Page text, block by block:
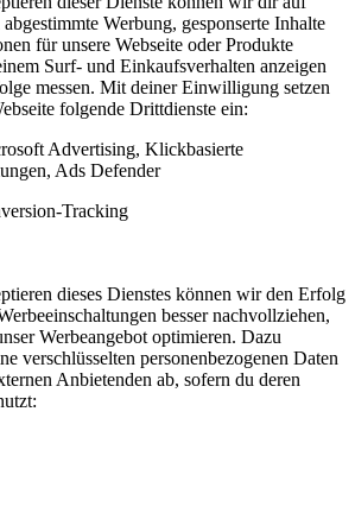
abgestimmte Werbung, gesponserte Inhalte
für unsere Webseite oder Produkte
Surf- und Einkaufsverhalten anzeigen
messen. Mit deiner Einwilligung setzen
folgende Drittdienste ein:
Advertising, Klickbasierte
Ads Defender
Tracking
dieses Dienstes können wir den Erfolg
besser nachvollziehen,
Werbeangebot optimieren. Dazu
verschlüsselten personenbezogenen Daten
Anbietenden ab, sofern du deren